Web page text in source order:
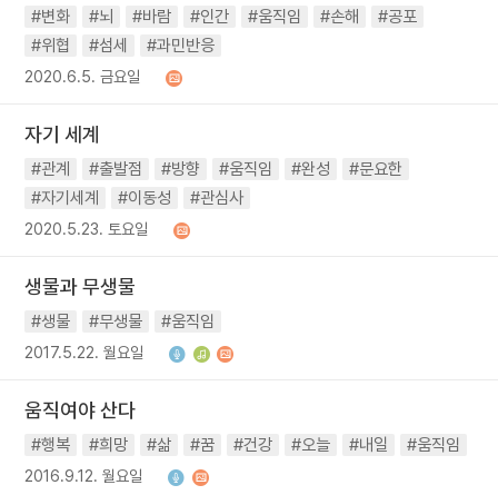
#변화 #뇌 #바람 #인간 #움직임 #손해
#공포
#위협
#섬세 #과민반응
2020.6.5. 금요일
자기 세계
#관계 #출발점 #방향 #움직임 #완성
#문요한
#자기세계
#이동성 #관심사
2020.5.23. 토요일
생물과 무생물
#생물 #무생물 #움직임
2017.5.22. 월요일
움직여야 산다
#행복 #희망 #삶 #꿈 #건강 #오늘 #내일 #움직임
2016.9.12. 월요일